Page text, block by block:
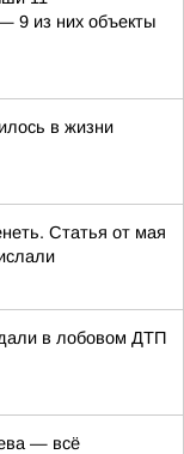
9 из них объекты
в жизни
Статья от мая
в лобовом ДТП
— всё